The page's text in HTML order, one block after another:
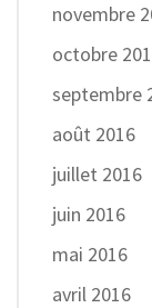
novembre
octobre
septembre
août 2016
juillet 2016
juin 2016
mai 2016
avril 2016